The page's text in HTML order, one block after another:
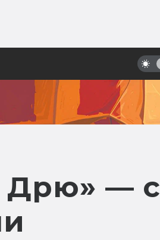
«Чёрная дыра»
Дрю» — с